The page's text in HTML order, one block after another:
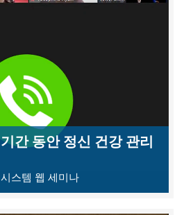
간 동안 정신 건강 관리
스템 웹 세미나